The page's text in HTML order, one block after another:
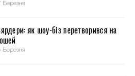
Березня
як шоу-біз перетворився на
Березня